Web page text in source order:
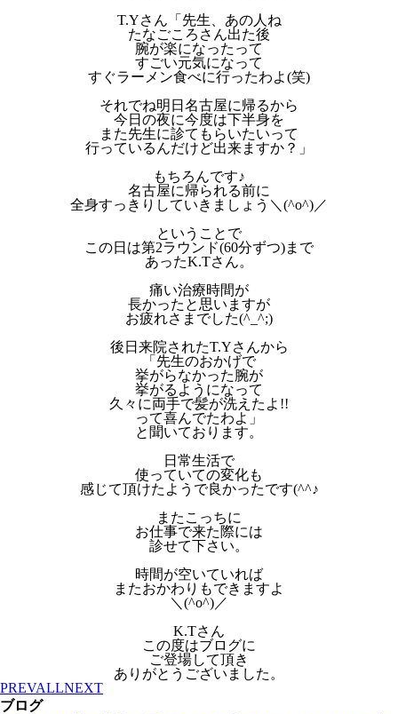
T.Yさん「先生、あの人ね
たなごころさん出た後
腕が楽になったって
すごい元気になって
すぐラーメン食べに行ったわよ(笑)
それでね明日名古屋に帰るから
今日の夜に今度は下半身を
また先生に診てもらいたいって
行っているんだけど出来ますか？」
もちろんです♪
名古屋に帰られる前に
全身すっきりしていきましょう＼(^o^)／
ということで
この日は第2ラウンド(60分ずつ)まで
あったK.Tさん。
痛い治療時間が
長かったと思いますが
お疲れさまでした(^_^;)
後日来院されたT.Yさんから
「先生のおかげで
挙がらなかった腕が
挙がるようになって
久々に両手で髪が洗えたよ!!
って喜んでたわよ」
と聞いております。
日常生活で
使っていての変化も
感じて頂けたようで良かったです(^^♪
またこっちに
お仕事で来た際には
診せて下さい。
時間が空いていれば
またおかわりもできますよ
＼(^o^)／
K.Tさん
この度はブログに
ご登場して頂き
ありがとうございました。
PREVALLNEXT
ブログ